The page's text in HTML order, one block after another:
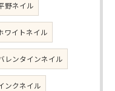
野ネイル
ワイトネイル
レンタインネイル
ンクネイル